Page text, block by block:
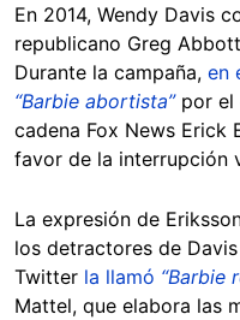
En 2014, Wendy Davis
republicano Greg
Durante la campaña, en
“Barbie abortista”por el
cadena Fox News Erick
favor de la interrupción
La expresión de
los detractores de
Twitter la llamó “Barbie
Mattel, que elabora las